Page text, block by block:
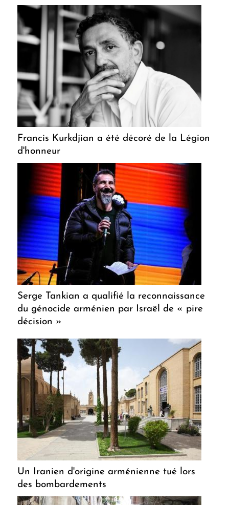
Francis Kurkdjian a été décoré de la Légion
d'honneur
Serge Tankian a qualifié la reconnaissance
du génocide arménien par Israël de « pire
décision »
Un Iranien d'origine arménienne tué lors
des bombardements